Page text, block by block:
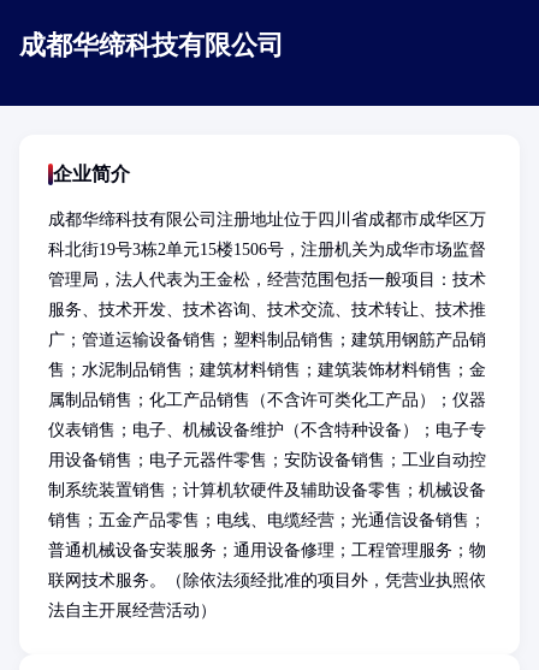
成都华缔科技有限公司
企业简介
成都华缔科技有限公司注册地址位于四川省成都市成华区万
科北街19号3栋2单元15楼1506号，注册机关为成华市场监督
管理局，法人代表为王金松，经营范围包括一般项目：技术
服务、技术开发、技术咨询、技术交流、技术转让、技术推
广；管道运输设备销售；塑料制品销售；建筑用钢筋产品销
售；水泥制品销售；建筑材料销售；建筑装饰材料销售；金
属制品销售；化工产品销售（不含许可类化工产品）；仪器
仪表销售；电子、机械设备维护（不含特种设备）；电子专
用设备销售；电子元器件零售；安防设备销售；工业自动控
制系统装置销售；计算机软硬件及辅助设备零售；机械设备
销售；五金产品零售；电线、电缆经营；光通信设备销售；
普通机械设备安装服务；通用设备修理；工程管理服务；物
联网技术服务。（除依法须经批准的项目外，凭营业执照依
法自主开展经营活动）